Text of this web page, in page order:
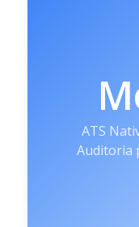
ATS
Auditoria